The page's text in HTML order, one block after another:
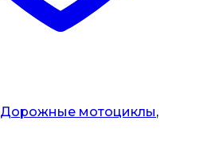
Дорожные мотоциклы,